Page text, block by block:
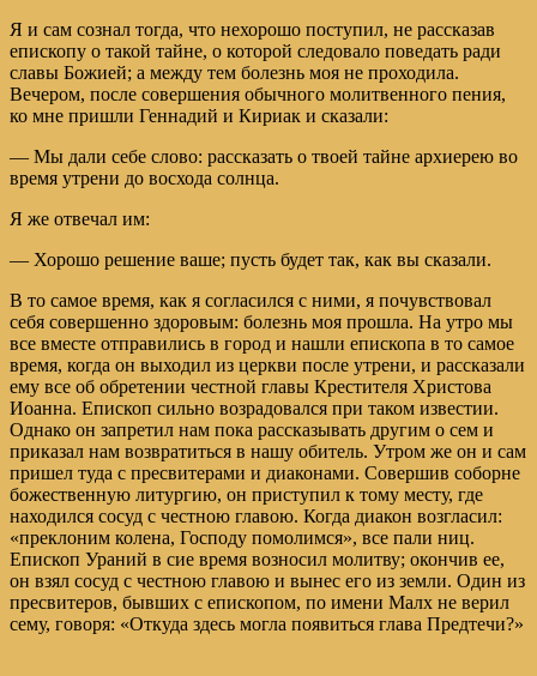
Я и сам сознал тогда, что нехорошо поступил, не рассказав
епископу о такой тайне, о которой следовало поведать ради
славы Божией; а между тем болезнь моя не проходила.
Вечером, после совершения обычного молитвенного пения,
ко мне пришли Геннадий и Кириак и сказали:
— Мы дали себе слово: рассказать о твоей тайне архиерею во
время утрени до восхода солнца.
Я же отвечал им:
— Хорошо решение ваше; пусть будет так, как вы сказали.
В то самое время, как я согласился с ними, я почувствовал
себя совершенно здоровым: болезнь моя прошла. На утро мы
все вместе отправились в город и нашли епископа в то самое
время, когда он выходил из церкви после утрени, и рассказали
ему все об обретении честной главы Крестителя Христова
Иоанна. Епископ сильно возрадовался при таком известии.
Однако он запретил нам пока рассказывать другим о сем и
приказал нам возвратиться в нашу обитель. Утром же он и сам
пришел туда с пресвитерами и диаконами. Совершив соборне
божественную литургию, он приступил к тому месту, где
находился сосуд с честною главою. Когда диакон возгласил:
«преклоним колена, Господу помолимся», все пали ниц.
Епископ Ураний в сие время возносил молитву; окончив ее,
он взял сосуд с честною главою и вынес его из земли. Один из
пресвитеров, бывших с епископом, по имени Малх не верил
сему, говоря: «Откуда здесь могла появиться глава Предтечи?»